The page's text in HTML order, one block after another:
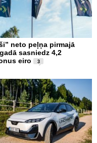
neto peļņa pirmajā
sasniedz 4,2
eiro
3